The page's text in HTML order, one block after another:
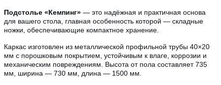
Подстолье «Кемпинг» — это надёжная и практичная основа
для вашего стола, главная особенность которой — складные
ножки, обеспечивающие компактное хранение.
Каркас изготовлен из металлической профильной трубы 40×20
мм с порошковым покрытием, устойчивым к влаге, коррозии и
механическим повреждениям. Высота от пола составляет 735
мм, ширина — 730 мм, длина — 1500 мм.